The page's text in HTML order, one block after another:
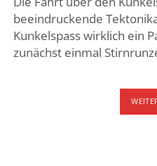
beeindruckende
Kunkelspass wirklich ein
zunächst einmal